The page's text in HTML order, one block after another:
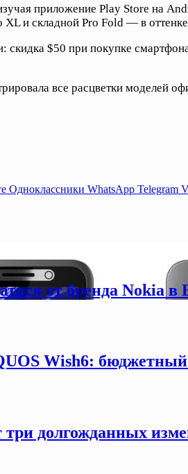
приложение Play Store на
и складной Pro Fold — в
скидка $50 при покупке
все расцветки моделей
Одноклассники WhatsApp Telegram
от бренда Nokia
Wish6:
долгожданных